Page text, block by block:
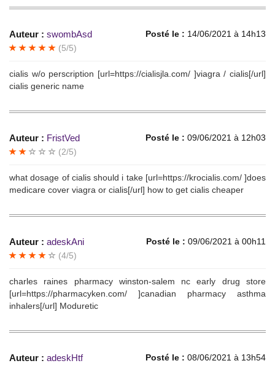
Auteur : swombAsd Posté le : 14/06/2021 à 14h13
(5/5)
cialis w/o perscription [url=https://cialisjla.com/ ]viagra / cialis[/url]
cialis generic name
Auteur : FristVed Posté le : 09/06/2021 à 12h03
(2/5)
what dosage of cialis should i take [url=https://krocialis.com/ ]does
medicare cover viagra or cialis[/url] how to get cialis cheaper
Auteur : adeskAni Posté le : 09/06/2021 à 00h11
(4/5)
charles raines pharmacy winston-salem nc early drug store
[url=https://pharmacyken.com/ ]canadian pharmacy asthma
inhalers[/url] Moduretic
Auteur : adeskHtf Posté le : 08/06/2021 à 13h54